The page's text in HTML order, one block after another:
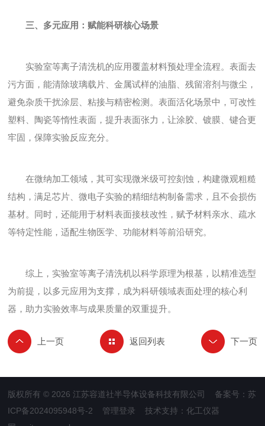
三、多元应用：赋能科研核心场景
实验室等离子清洗机的应用覆盖材料预处理全流程。表面去
污方面，能清除玻璃载片、金属试样的油脂、残留溶剂与微尘，
避免杂质干扰涂层、粘接与精密检测。表面活化场景中，可改性
塑料、陶瓷等惰性表面，提升表面张力，让涂胶、镀膜、键合更
牢固，保障实验反应充分。
在微纳加工领域，其可实现微米级可控刻蚀，构建微观粗糙
结构，满足芯片、微电子实验的精细结构制备需求，且不会损伤
基材。同时，还能用于材料表面接枝改性，赋予材料亲水、疏水
等特定性能，适配生物医学、功能材料等前沿研究。
综上，实验室等离子清洗机以科学原理为根基，以精准选型
为前提，以多元应用为支撑，成为科研领域表面处理的核心利
器，助力实验效率与成果质量的双重提升。
返回列表
版权所有 © 2026 江苏容道社半导体设备科技有限公司 备案号：苏
ICP备2024095948号-2
管理登录 技术支持：化工仪器